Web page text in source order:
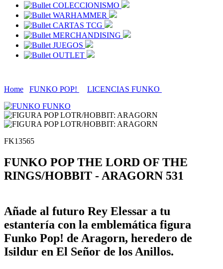
COLECCIONISMO
WARHAMMER
CARTAS TCG
MERCHANDISING
JUEGOS
OUTLET
Home FUNKO POP!
LICENCIAS FUNKO
FUNKO
FK13565
FUNKO POP THE LORD OF THE
RINGS/HOBBIT - ARAGORN 531
Añade al futuro Rey Elessar a tu
estantería con la emblemática figura
Funko Pop! de Aragorn, heredero de
Isildur en El Señor de los Anillos.